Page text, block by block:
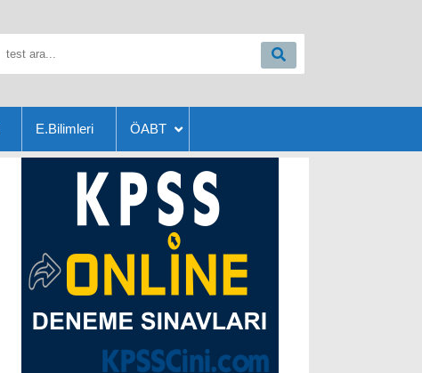
E.Bilimleri ÖABT